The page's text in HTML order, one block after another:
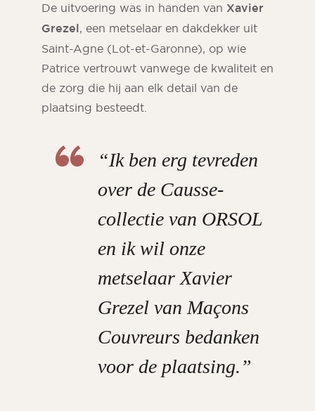
De uitvoering was in handen van Xavier
Grezel, een metselaar en dakdekker uit
Saint-Agne (Lot-et-Garonne), op wie
Patrice vertrouwt vanwege de kwaliteit en
de zorg die hij aan elk detail van de
plaatsing besteedt.
“Ik ben erg tevreden
over de Causse-
collectie van ORSOL
en ik wil onze
metselaar Xavier
Grezel van Maçons
Couvreurs bedanken
voor de plaatsing.”